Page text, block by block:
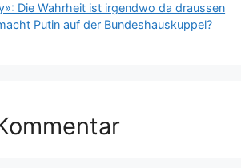
Die Wahrheit ist irgendwo da draussen
Putin auf der Bundeshauskuppel?